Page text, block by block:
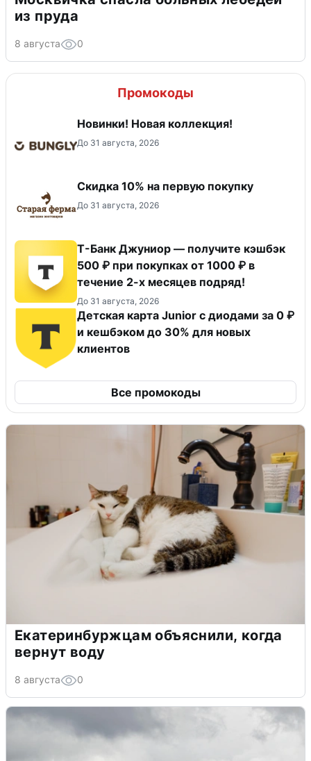
из пруда
8 августа 0
Промокоды
Новинки! Новая коллекция!
До 31 августа, 2026
Скидка​ 10% на первую покупку
До 31 августа, 2026
Т-Банк Джуниор — получите кэшбэк
500 ₽ при покупках от 1000 ₽ в
течение 2-х месяцев подряд!
До 31 августа, 2026
Детская карта Junior с диодами за 0 ₽
и кешбэком до 30% для новых
клиентов
Все промокоды
Екатеринбуржцам объяснили, когда
вернут воду
8 августа 0